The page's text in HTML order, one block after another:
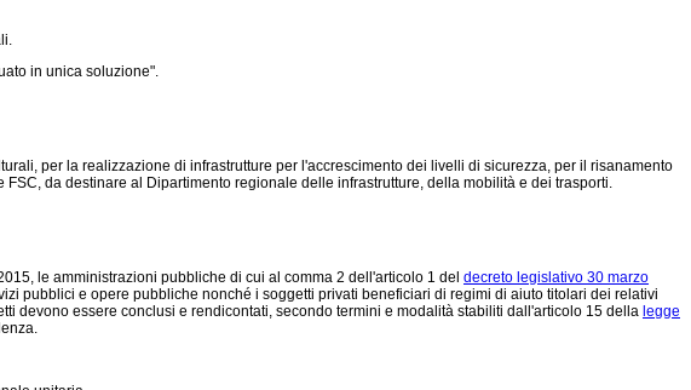
in unica soluzione".
per la realizzazione di infrastrutture per l'accrescimento dei livelli di sicurezza, per il risanamento
da destinare al Dipartimento regionale delle infrastrutture, della mobilità e dei trasporti.
le amministrazioni pubbliche di cui al comma 2 dell'articolo 1 del decreto legislativo 30 marzo
pubblici e opere pubbliche nonché i soggetti privati beneficiari di regimi di aiuto titolari dei relativi
devono essere conclusi e rendicontati, secondo termini e modalità stabiliti dall'articolo 15 della legge